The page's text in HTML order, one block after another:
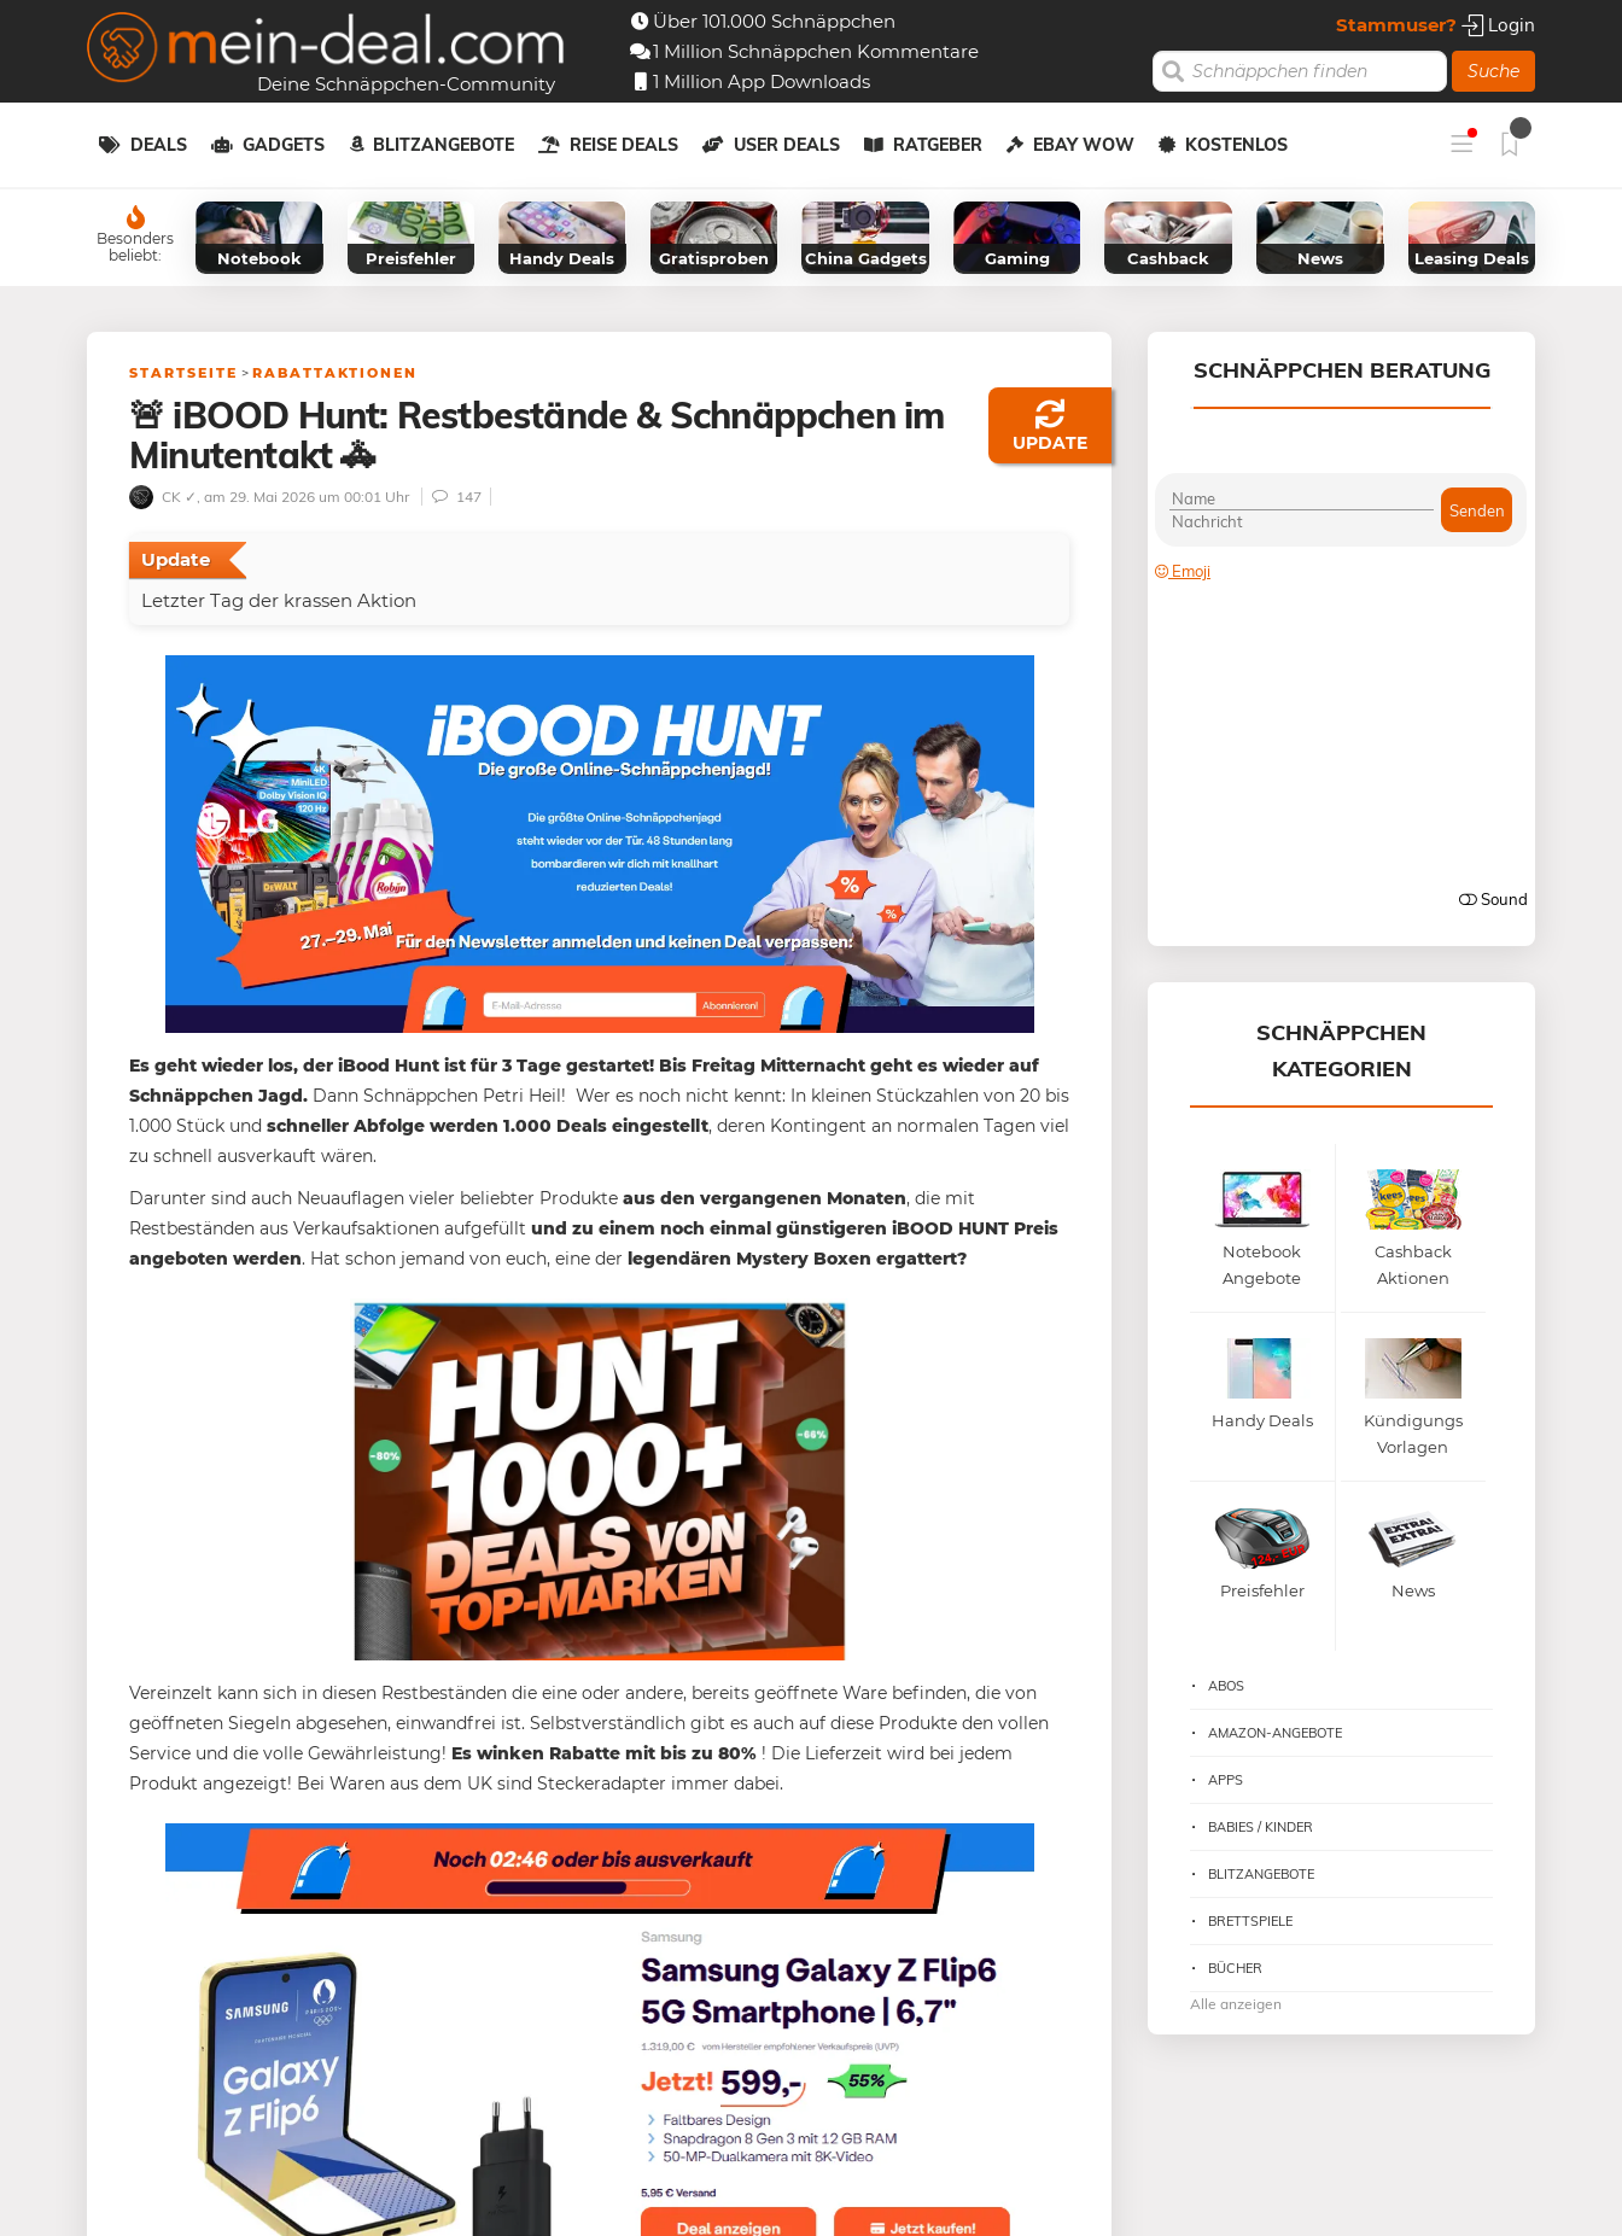
Deine Schnäppchen-Community
Über 101.000 Schnäppchen
1 Million Schnäppchen Kommentare
1 Million App Downloads
Stammuser? Login
Suche
DEALS GADGETS BLITZANGEBOTE REISE DEALS USER DEALS RATGEBER EBAY WOW KOSTENLOS
Besonders
beliebt:
Notebook Preisfehler Handy Deals Gratisproben China Gadgets Gaming Cashback News Leasing Deals
STARTSEITE > RABATTAKTIONEN
🚨 iBOOD Hunt: Restbestände & Schnäppchen im
Minutentakt 🚓
UPDATE
CK ✓ , am 29. Mai 2026 um 00:01 Uhr 147
Update
Letzter Tag der krassen Aktion
Es geht wieder los, der iBood Hunt ist für 3 Tage gestartet! Bis Freitag Mitternacht geht es wieder auf
Schnäppchen Jagd. Dann Schnäppchen Petri Heil! Wer es noch nicht kennt: In kleinen Stückzahlen von 20 bis
1.000 Stück und schneller Abfolge werden 1.000 Deals eingestellt, deren Kontingent an normalen Tagen viel
zu schnell ausverkauft wären.
Darunter sind auch Neuauflagen vieler beliebter Produkte aus den vergangenen Monaten, die mit
Restbeständen aus Verkaufsaktionen aufgefüllt und zu einem noch einmal günstigeren iBOOD HUNT Preis
angeboten werden. Hat schon jemand von euch, eine der legendären Mystery Boxen ergattert?
Vereinzelt kann sich in diesen Restbeständen die eine oder andere, bereits geöffnete Ware befinden, die von
geöffneten Siegeln abgesehen, einwandfrei ist. Selbstverständlich gibt es auch auf diese Produkte den vollen
Service und die volle Gewährleistung! Es winken Rabatte mit bis zu 80% ! Die Lieferzeit wird bei jedem
Produkt angezeigt! Bei Waren aus dem UK sind Steckeradapter immer dabei.
SCHNÄPPCHEN BERATUNG
SCHNÄPPCHEN
KATEGORIEN
Notebook
Angebote
Cashback
Aktionen
Handy Deals
Kündigungs
Vorlagen
Preisfehler News
ABOS
AMAZON-ANGEBOTE
APPS
BABIES / KINDER
BLITZANGEBOTE
BRETTSPIELE
BÜCHER
Alle anzeigen